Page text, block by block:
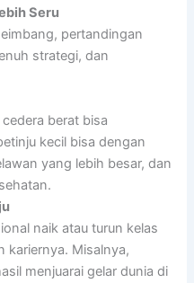
Seru
pertandingan
strategi, dan
berat bisa
kecil bisa dengan
yang lebih besar, dan
naik atau turun kelas
kariernya. Misalnya,
menjuarai gelar dunia di